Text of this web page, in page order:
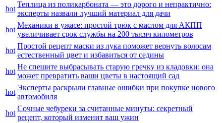
hot
Теплица из поликарбоната — это дорого и непрактично:
эксперты назвали лучший материал для дачи
hot
Механики в ужасе: простой трюк с маслом для АКПП
увеличивает срок службы на 200 тысяч километров
hot
Простой рецепт маски из лука поможет вернуть волосам
естественный цвет и избавиться от седины
hot
Не спешите выбрасывать старую гречку из кладовки: она
может превратить ваши цветы в настоящий сад
hot
Эксперты раскрыли главные ошибки при покупке нового
автомобиля
hot
Сочные чебуреки за считанные минуты: секретный
рецепт, который изменит ваш ужин